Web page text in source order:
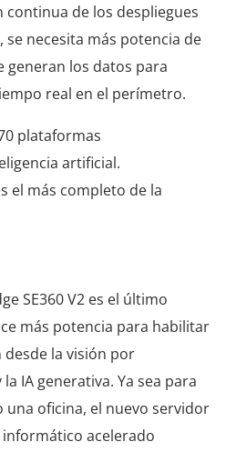
continua de los despliegues
necesita más potencia de
generan los datos para
real en el perímetro.
plataformas
artificial.
el más completo de la
SE360 V2 es el último
más potencia para habilitar
desde la visión por
IA generativa. Ya sea para
una oficina, el nuevo servidor
acelerado